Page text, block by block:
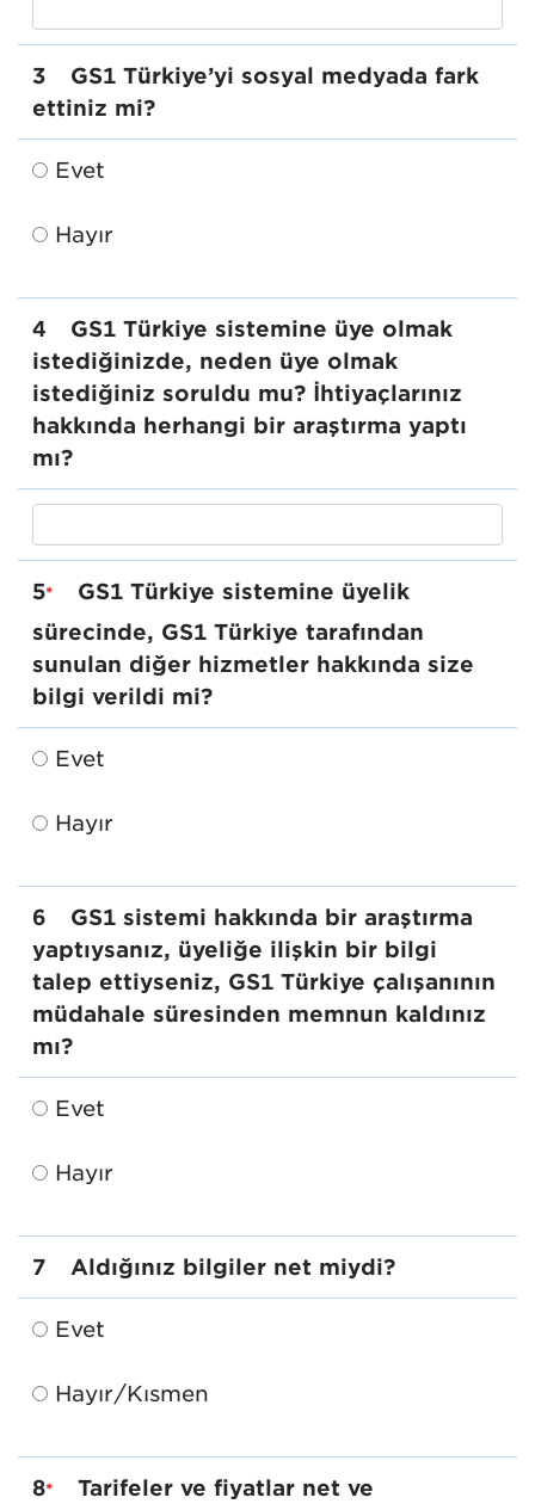
3
GS1 Türkiye’yi sosyal medyada fark
ettiniz mi?
Evet
Hayır
4
GS1 Türkiye sistemine üye olmak
istediğinizde, neden üye olmak
istediğiniz soruldu mu? İhtiyaçlarınız
hakkında herhangi bir araştırma yaptı
mı?
5*
GS1 Türkiye sistemine üyelik
sürecinde, GS1 Türkiye tarafından
sunulan diğer hizmetler hakkında size
bilgi verildi mi?
Evet
Hayır
6
GS1 sistemi hakkında bir araştırma
yaptıysanız, üyeliğe ilişkin bir bilgi
talep ettiyseniz, GS1 Türkiye çalışanının
müdahale süresinden memnun kaldınız
mı?
Evet
Hayır
7 Aldığınız bilgiler net miydi?
Evet
Hayır/Kısmen
8* Tarifeler ve fiyatlar net ve